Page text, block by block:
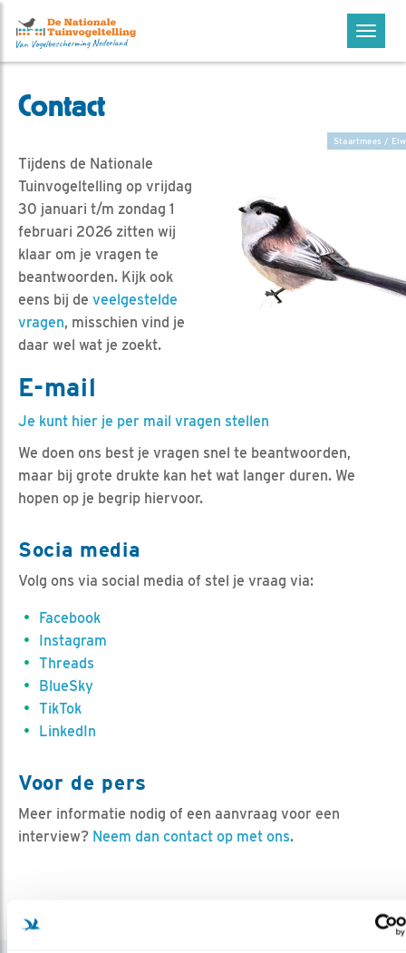
Menu
Contact
Staartmees /
Tijdens de Nationale
Tuinvogeltelling op vrijdag
30 januari t/m zondag 1
februari 2026 zitten wij
klaar om je vragen te
beantwoorden. Kijk ook
eens bij de veelgestelde
vragen, misschien vind je
daar wel wat je zoekt.
E-mail
Je kunt hier je per mail vragen stellen
We doen ons best je vragen snel te beantwoorden,
maar bij grote drukte kan het wat langer duren. We
hopen op je begrip hiervoor.
Socia media
Volg ons via social media of stel je vraag via:
Facebook
Instagram
Threads
BlueSky
TikTok
LinkedIn
Voor de pers
Meer informatie nodig of een aanvraag voor een
interview? Neem dan contact op met ons.